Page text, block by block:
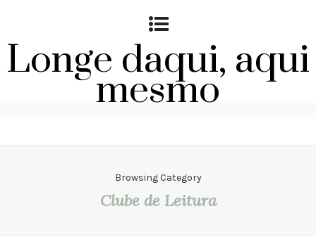
Longe daqui, aqui
mesmo
Browsing Category
Clube de Leitura